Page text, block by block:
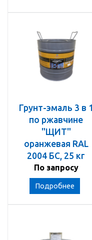
Грунт-эмаль 3 в 1
по ржавчине
"ЩИТ"
оранжевая RAL
2004 БС, 25 кг
По запросу
Подробнее